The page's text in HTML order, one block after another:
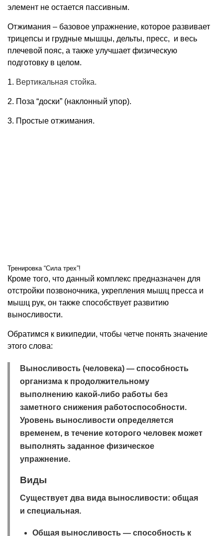
элемент не остается пассивным.
Отжимания – базовое упражнение, которое развивает
трицепсы и грудные мышцы, дельты, пресс, и весь
плечевой пояс, а также улучшает физическую
подготовку в целом.
1. Вертикальная стойка.
2. Поза “доски” (наклонный упор).
3. Простые отжимания.
Тренировка “Сила трех”!
Кроме того, что данный комплекс предназначен для
отстройки позвоночника, укрепления мышц пресса и
мышц рук, он также способствует развитию
выносливости.
Обратимся к википедии, чтобы четче понять значение
этого слова:
Выносливость (человека) — способность
организма к продолжительному
выполнению какой-либо работы без
заметного снижения работоспособности.
Уровень выносливости определяется
временем, в течение которого человек может
выполнять заданное физическое
упражнение.
Виды
Существует два вида выносливости: общая
и специальная.
Общая выносливость — способность к